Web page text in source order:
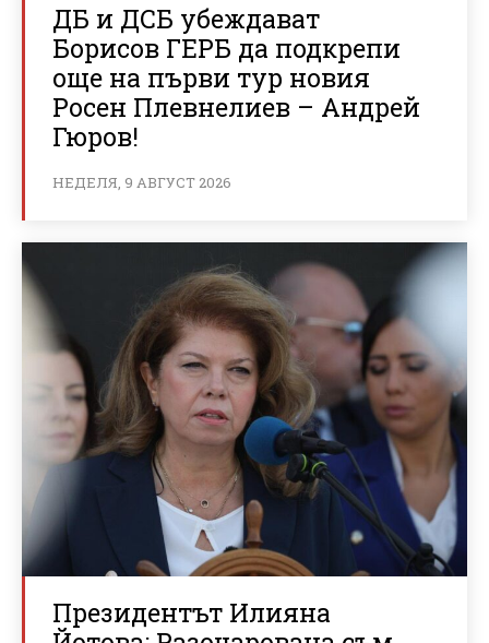
ДБ и ДСБ убеждават
Борисов ГЕРБ да подкрепи
още на първи тур новия
Росен Плевнелиев – Андрей
Гюров!
НЕДЕЛЯ, 9 АВГУСТ 2026
Президентът Илияна